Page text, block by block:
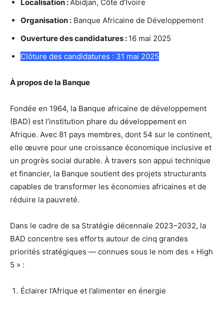
Localisation : Abidjan, Côte d’Ivoire
Organisation : Banque Africaine de Développement
Ouverture des candidatures : 16 mai 2025
Clôture des candidatures : 31 mai 2025
À propos de la Banque
Fondée en 1964, la Banque africaine de développement
(BAD) est l’institution phare du développement en
Afrique. Avec 81 pays membres, dont 54 sur le continent,
elle œuvre pour une croissance économique inclusive et
un progrès social durable. À travers son appui technique
et financier, la Banque soutient des projets structurants
capables de transformer les économies africaines et de
réduire la pauvreté.
Dans le cadre de sa Stratégie décennale 2023–2032, la
BAD concentre ses efforts autour de cinq grandes
priorités stratégiques — connues sous le nom des « High
5 » :
Éclairer l’Afrique et l’alimenter en énergie